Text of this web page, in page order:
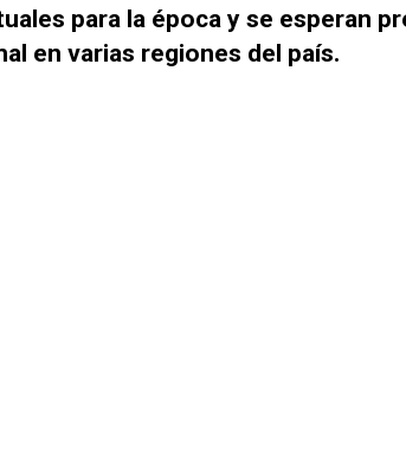
para la época y se esperan
en varias regiones del país.